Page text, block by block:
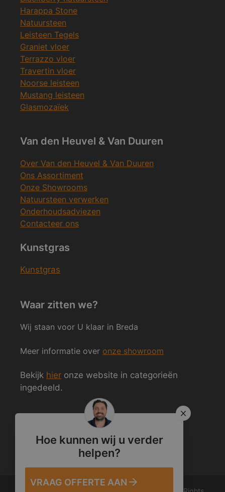
Hoe kunnen wij u verder
helpen?
VRAAG OFFERTE AAN
Harappa Stone
Natuursteen
Leisteen Tegels
Graniet vloer
Terrazzo vloer
Travertin vloer
Noorse leisteen
Mustang leisteen
Glasmozaïek
Van den Heuvel & Van Duuren
Over Van den Heuvel & Van Duuren
Ons Assortiment
Onze Showrooms
Natuursteen verwerken
Onderhoudsadviezen
Contacteer ons
Kunstgras
Kunstgras
Waar zitten we?
Wij staan voor U klaar in Breda
Meer informatie over onze showroom
Bekijk hier onze website in categorieën
ingedeeld.
Volg ons ook op Social Media